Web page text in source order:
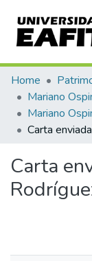
Communities &
All of DSpace
Statistics
Home
Mariano
Carta